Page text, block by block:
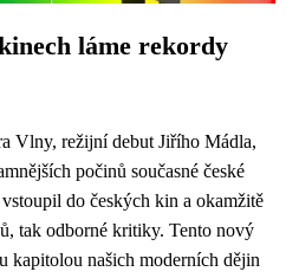
láme rekordy
Vlny, režijní debut Jiřího Mádla,
počinů současné české
do českých kin a okamžitě
tak odborné kritiky. Tento nový
kapitolou našich moderních dějin